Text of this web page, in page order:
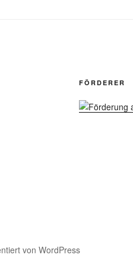
FÖRDERER
von WordPress